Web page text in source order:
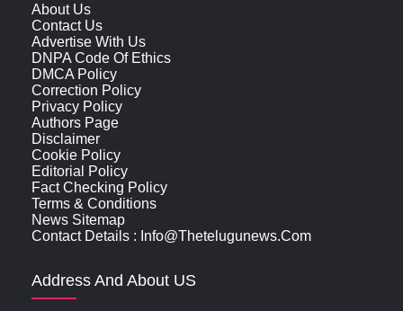
About Us
Contact Us
Advertise With Us
DNPA Code Of Ethics
DMCA Policy
Correction Policy
Privacy Policy
Authors Page
Disclaimer
Cookie Policy
Editorial Policy
Fact Checking Policy
Terms & Conditions
News Sitemap
Contact Details : Info@thetelugunews.com
Address And About US